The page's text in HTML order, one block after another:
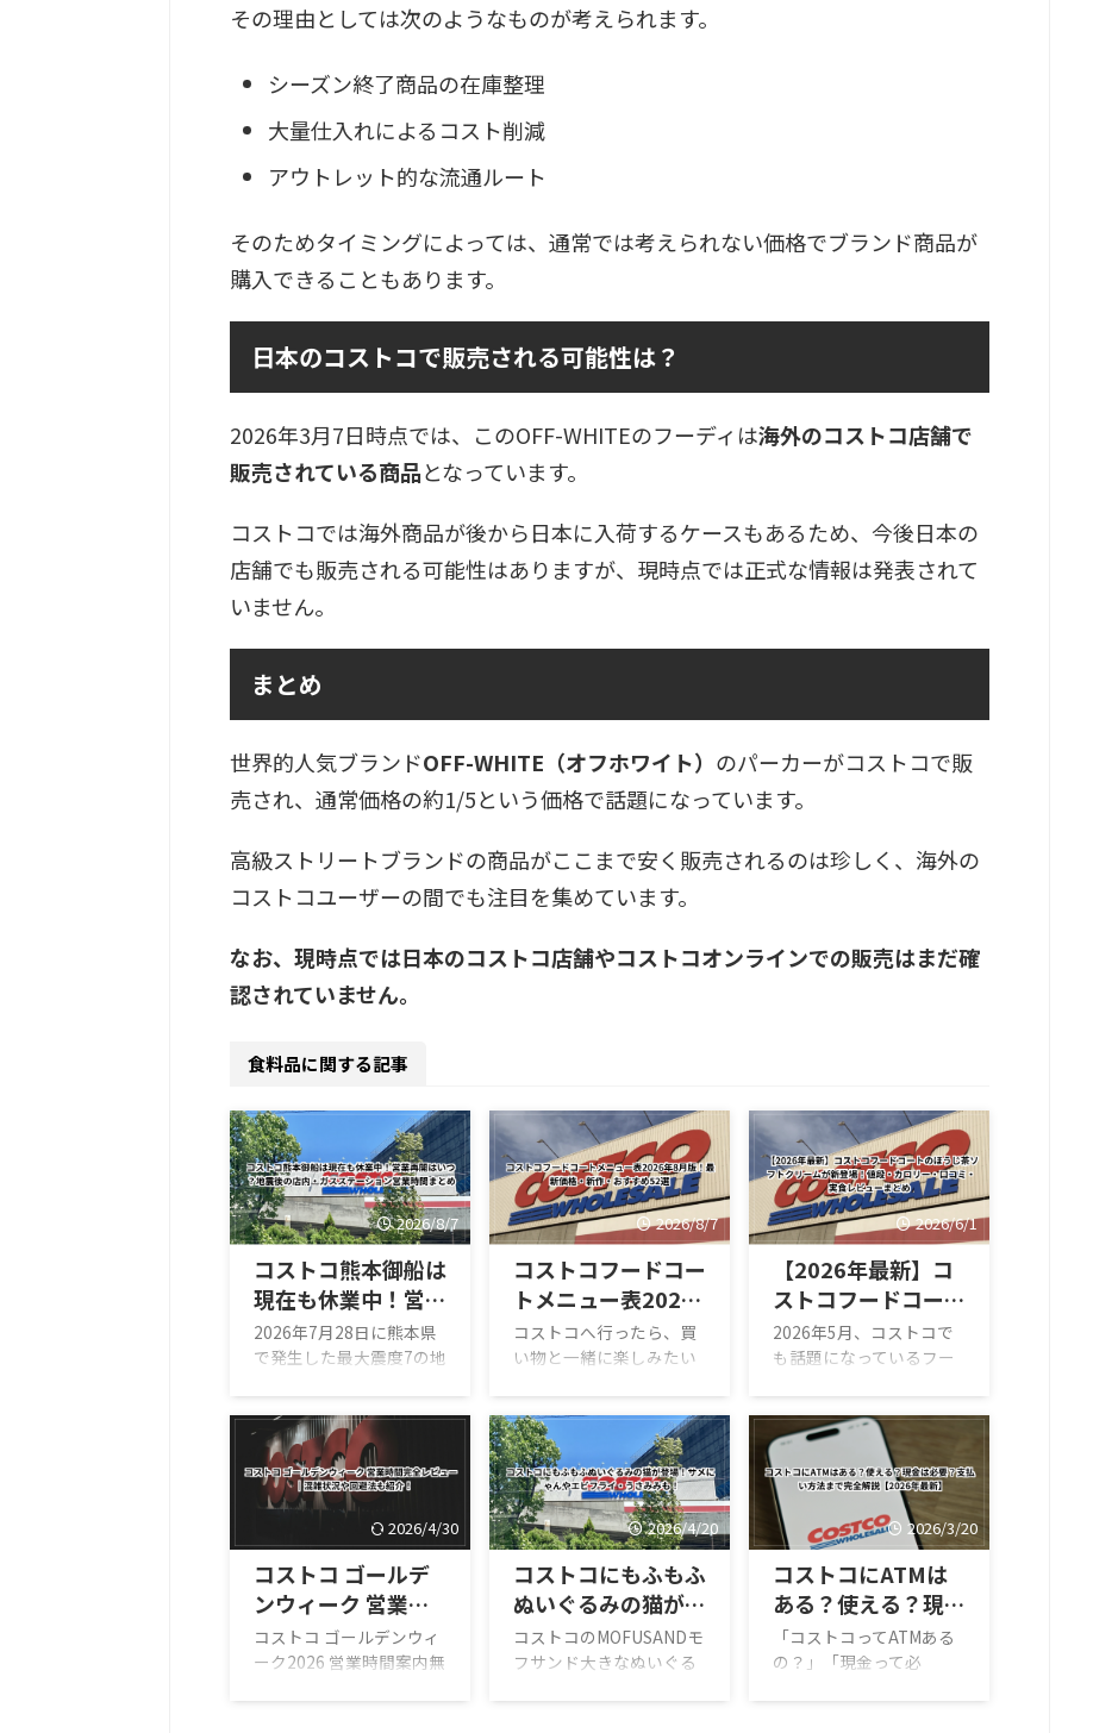
その理由としては次のようなものが考えられます。
シーズン終了商品の在庫整理
大量仕入れによるコスト削減
アウトレット的な流通ルート
そのためタイミングによっては、通常では考えられない価格でブランド商品が
購入できることもあります。
日本のコストコで販売される可能性は？
2026年3月7日時点では、このOFF-WHITEのフーディは海外のコストコ店舗で
販売されている商品となっています。
コストコでは海外商品が後から日本に入荷するケースもあるため、今後日本の
店舗でも販売される可能性はありますが、現時点では正式な情報は発表されて
いません。
まとめ
世界的人気ブランドOFF-WHITE（オフホワイト） のパーカーがコストコで販
売され、通常価格の約1/5という価格で話題になっています。
高級ストリートブランドの商品がここまで安く販売されるのは珍しく、海外の
コストコユーザーの間でも注目を集めています。
なお、現時点では日本のコストコ店舗やコストコオンラインでの販売はまだ確
認されていません。
食料品に関する記事
2026/8/7
コストコ熊本御船は
現在も休業中！営業
再開はいつ？地震後
の店内・ガスステー
め
2026年7月28日に熊本県
で発生した最大震度7の地
休業しています。 「今日
コストコ熊本はやって
る？」 「営業再開はい
つ？」 「店内はどうなっ
ている？」 「ガソリンだ
け入れられる？」 「フー
ドコートは使える？」 と
気になっている人も多い
のではないでしょうか。
結論からいうと、本記事
2026/8/7
コストコフードコー
トメニュー表2026
年8月版！最新価
格・新作・おすすめ
コストコへ行ったら、買
い物と一緒に楽しみたい
はじめ、巨大なピザやプ
ルコギベイク、ソフトク
リーム、季節限定スムー
ジーなど、コストコなら
ではのボリューム満点メ
ニューが並んでいます。
しかも2026年は新作がか
なり豊富。 現在は、 サー
モンポキロール ボロネー
ゼポテト チーズポテト イ
2026/6/1
【2026年最新】コ
ストコフードコート
のほうじ茶ソフトク
リームが新登場！値
ミ・実食レビューま
とめ
2026年5月、コストコで
も話題になっているフー
ム」が登場しました！ ほ
うじ茶好きにはたまらな
い和スイーツで、販売開
始直後からSNSでも話題
になっています。 今回は
実際に食べた感想をもと
に、 値段 カロリー予想
味の特徴 ミックスとの違
い 口コミ評判 おすすめ度
まで徹底的に紹介しま
2026/4/30
コストコ ゴールデ
ンウィーク 営業時
間完全レビュー｜混
雑状況や回避法も紹
コストコ ゴールデンウィ
ーク2026 営業時間案内無
2026/4/20
コストコにもふもふ
ぬいぐるみの猫が登
場！サメにゃんやエ
ビフライ・うさみみ
コストコのMOFUSANDモ
フサンド大きなぬいぐる
2026/3/20
コストコにATMは
ある？使える？現金
は必要？支払い方法
まで完全解説
「コストコってATMある
の？」「現金って必